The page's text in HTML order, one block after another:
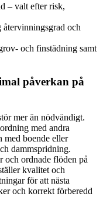
– valt efter risk,
och
och finstädning samt
påverkan på
mer än nödvändigt.
med andra
med boende eller
dammspridning.
och ordnade flöden på
kvalitet och
för att nästa
och korrekt förberedd